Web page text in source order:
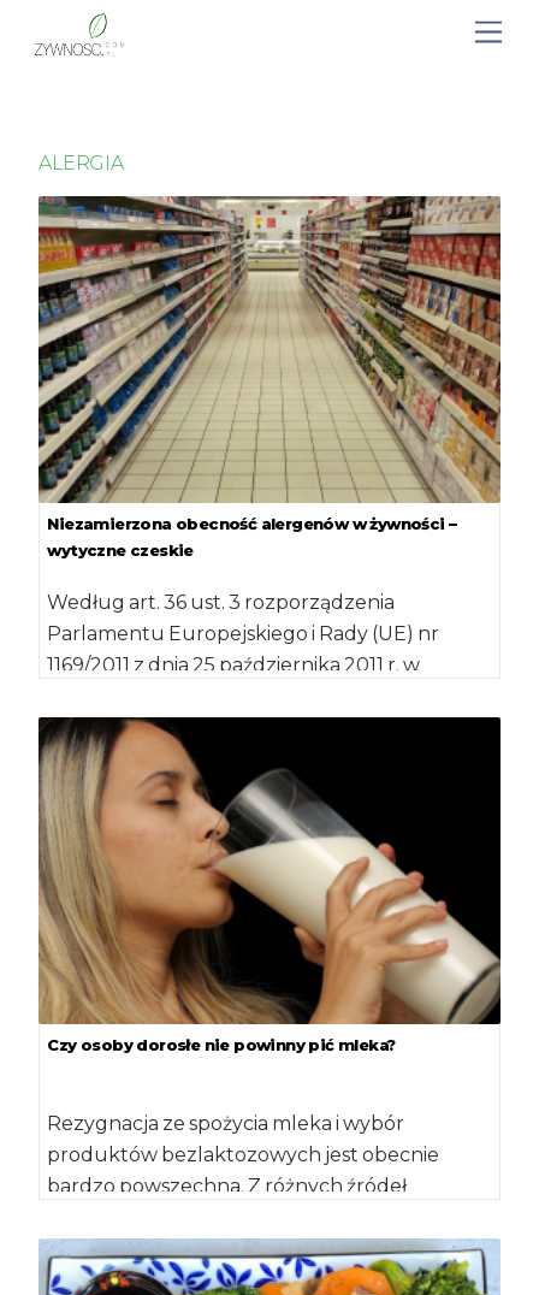
ALERGIA
Niezamierzona obecność alergenów w żywności –
wytyczne czeskie
Według art. 36 ust. 3 rozporządzenia
Parlamentu Europejskiego i Rady (UE) nr
1169/2011 z dnia 25 października 2011 r. w
Czy osoby dorosłe nie powinny pić mleka?
Rezygnacja ze spożycia mleka i wybór
produktów bezlaktozowych jest obecnie
bardzo powszechna. Z różnych źródeł
szkodliwości mleka i jego negatywnego […]